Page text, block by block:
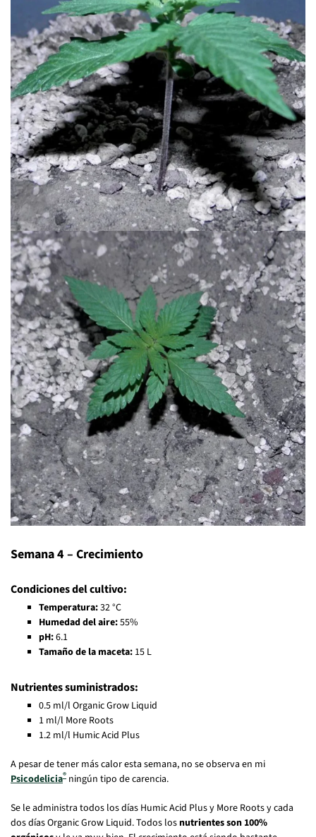
Semana 4 – Crecimiento
Condiciones del cultivo:
Temperatura:32 °C
Humedad del aire:55%
pH:6.1
Tamaño de la maceta: 15 L
Nutrientes suministrados:
0.5 ml/l Organic Grow Liquid
1 ml/l More Roots
1.2 ml/l Humic Acid Plus
A pesar de tener más calor esta semana, no se observa en mi
Psicodelicia® ningún tipo de carencia.
Se le administra todos los días Humic Acid Plus y More Roots y cada
dos días Organic Grow Liquid. Todos losnutrientes son 100%